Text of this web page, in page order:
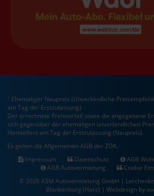
1 Ehemaliger Neupreis (Unverbindliche
am Tag der Erstzulassung).
Der errechnete Preisvorteil sowie die angegebene
sich gegenüber der ehemaligen unverbindlichen
Herstellers am Tag der Erstzulassung (Neupreis).
Es gelten die Allgemeinen AGB der ZDK.
Impressum
Datenschutz
AGB
AGB Autovermietung
Cookie
© 2026 ASM Autovermietung GmbH |
Blankenburg (Harz) | Webdesign by